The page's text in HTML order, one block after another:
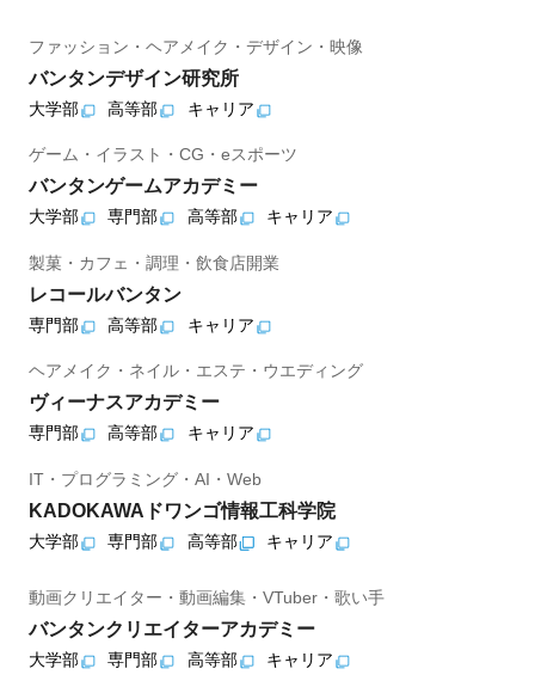
ファッション・ヘアメイク・デザイン・映像
バンタンデザイン研究所
大学部 高等部 キャリア
ゲーム・イラスト・CG・eスポーツ
バンタンゲームアカデミー
大学部 専門部 高等部 キャリア
製菓・カフェ・調理・飲食店開業
レコールバンタン
専門部 高等部 キャリア
ヘアメイク・ネイル・エステ・ウエディング
ヴィーナスアカデミー
専門部 高等部 キャリア
IT・プログラミング・AI・Web
KADOKAWAドワンゴ情報工科学院
大学部 専門部 高等部 キャリア
動画クリエイター・動画編集・VTuber・歌い手
バンタンクリエイターアカデミー
大学部 専門部 高等部 キャリア